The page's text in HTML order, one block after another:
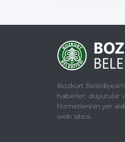
Bozkurt
haberler, duyurular
hizmetlerinin yer
web sitesi.